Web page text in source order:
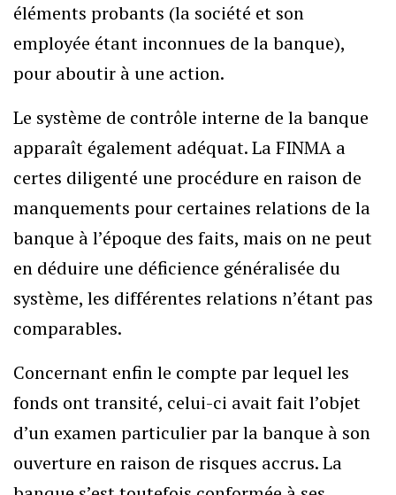
éléments probants (la société et son
employée étant inconnues de la banque),
pour aboutir à une action.
Le système de contrôle interne de la banque
apparaît également adéquat. La FINMA a
certes diligenté une procédure en raison de
manquements pour certaines relations de la
banque à l’époque des faits, mais on ne peut
en déduire une déficience généralisée du
système, les différentes relations n’étant pas
comparables.
Concernant enfin le compte par lequel les
fonds ont transité, celui-ci avait fait l’objet
d’un examen particulier par la banque à son
ouverture en raison de risques accrus. La